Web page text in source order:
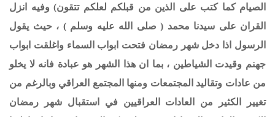
الصيام كما كتب على الذين من قبلكم لعلكم تتقون) وفيه انزل
القران على سيدنا محمد ( صلى الله عليه وسلم ) ، حيث يقول
الرسول اذا دخل شهر رمضان فتحت ابواب السماء واغلقت ابواب
جهنم وقيدت الشياطين ، بما ان هذا الشهر هو عبادة فانه لا يخلو
من عادات وتقاليد المجتمعات ومنها المجتمع العراقي وبالرغم من
تغيير الكثير من العادات العراقيين في استقبال شهر رمضان